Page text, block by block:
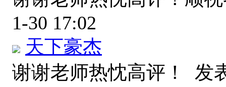
1-30 17:02
天下豪杰
谢谢老师热忱高评！ 发